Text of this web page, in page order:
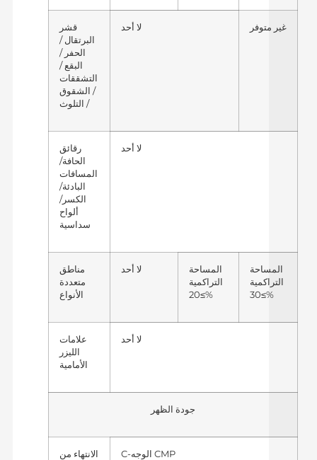
قشر
البرتقال /
الحفر /
البقع /
التشققات
/ الشقوق
/ التلوث
لا أحد غير متوفر
رقائق
الحافة/
المسافات
البادئة/
الكسر/
ألواح
سداسية
لا أحد
مناطق
متعددة
الأنواع
لا أحد
المساحة
التراكمية
≥20%
المساحة
التراكمية
≥30%
علامات
الليزر
الأمامية
لا أحد
جودة الظهر
الانتهاء من
C-الوجه CMP